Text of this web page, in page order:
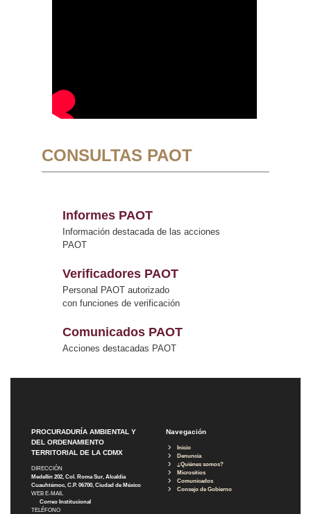
CONSULTAS PAOT
Informes PAOT
Información destacada de las acciones
PAOT
Verificadores PAOT
Personal PAOT autorizado
con funciones de verificación
Comunicados PAOT
Acciones destacadas PAOT
PROCURADURÍA AMBIENTAL Y
DEL ORDENAMIENTO
TERRITORIAL DE LA CDMX
DIRECCIÓN
Medellín 202, Col. Roma Sur, Alcaldía
Cuauhtémoc, C.P. 06700, Ciudad de México
WEB E-MAIL
Correo Institucional
TELÉFONO
Navegación
Inicio
Denuncia
¿Quiénes somos?
Micrositios
Comunicados
Consejo de Gobierno